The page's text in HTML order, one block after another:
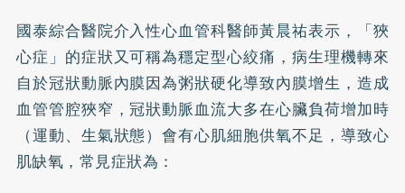
國泰綜合醫院介入性心血管科醫師黃晨祐表示，「狹
心症」的症狀又可稱為穩定型心絞痛，病生理機轉來
自於冠狀動脈內膜因為粥狀硬化導致內膜增生，造成
血管管腔狹窄，冠狀動脈血流大多在心臟負荷增加時
（運動、生氣狀態）會有心肌細胞供氧不足，導致心
肌缺氧，常見症狀為：